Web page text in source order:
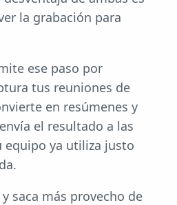
la grabación para
ese paso por
tus reuniones de
en resúmenes y
el resultado a las
ya utiliza justo
y saca más provecho de